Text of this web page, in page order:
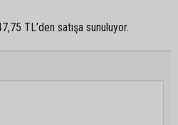
TL’den satışa sunuluyor.